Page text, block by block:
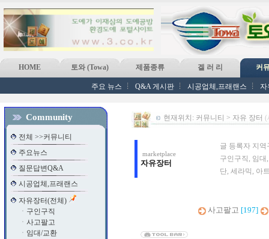
HOME 토와 (Towa) 제품종류 겔 러 리 커
주요 뉴스 Q&A 게시판 시공업체,프래랜스
Community
전체 >>커뮤니티
주요뉴스
질문답변Q&A
시공업체,프래랜스
자유장터(전체)
ㆍ 구인구직
ㆍ 사고팔고
ㆍ 임대/교환
현재위치: 커뮤니티 > 자유 장터 (
marketplace
자유장터
글 등록자 지
구인구직, 임
단, 세라믹, 아
사고팔고 [197]